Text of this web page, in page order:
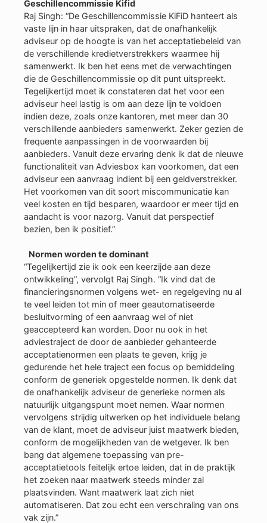
Geschillencommissie Kifid
Raj Singh: “De Geschillencommissie KiFiD hanteert als
vaste lijn in haar uitspraken, dat de onafhankelijk
adviseur op de hoogte is van het acceptatiebeleid van
de verschillende kredietverstrekkers waarmee hij
samenwerkt. Ik ben het eens met de verwachtingen
die de Geschillencommissie op dit punt uitspreekt.
Tegelijkertijd moet ik constateren dat het voor een
adviseur heel lastig is om aan deze lijn te voldoen
indien deze, zoals onze kantoren, met meer dan 30
verschillende aanbieders samenwerkt. Zeker gezien de
frequente aanpassingen in de voorwaarden bij
aanbieders. Vanuit deze ervaring denk ik dat de nieuwe
functionaliteit van Adviesbox kan voorkomen, dat een
adviseur een aanvraag indient bij een geldverstrekker.
Het voorkomen van dit soort miscommunicatie kan
veel kosten en tijd besparen, waardoor er meer tijd en
aandacht is voor nazorg. Vanuit dat perspectief
bezien, ben ik positief.”
Normen worden te dominant
“Tegelijkertijd zie ik ook een keerzijde aan deze
ontwikkeling”, vervolgt Raj Singh. “Ik vind dat de
financieringsnormen volgens wet- en regelgeving nu al
te veel leiden tot min of meer geautomatiseerde
besluitvorming of een aanvraag wel of niet
geaccepteerd kan worden. Door nu ook in het
adviestraject de door de aanbieder gehanteerde
acceptatienormen een plaats te geven, krijg je
gedurende het hele traject een focus op bemiddeling
conform de generiek opgestelde normen. Ik denk dat
de onafhankelijk adviseur de generieke normen als
natuurlijk uitgangspunt moet nemen. Waar normen
vervolgens strijdig uitwerken op het individuele belang
van de klant, moet de adviseur juist maatwerk bieden,
conform de mogelijkheden van de wetgever. Ik ben
bang dat algemene toepassing van pre-
acceptatietools feitelijk ertoe leiden, dat in de praktijk
het zoeken naar maatwerk steeds minder zal
plaatsvinden. Want maatwerk laat zich niet
automatiseren. Dat zou echt een verschraling van ons
vak zijn.”